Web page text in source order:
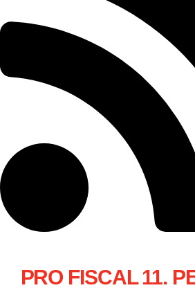
PRO FISCAL 11.